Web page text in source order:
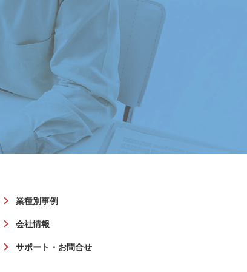
業種別事例
会社情報
サポート・お問合せ